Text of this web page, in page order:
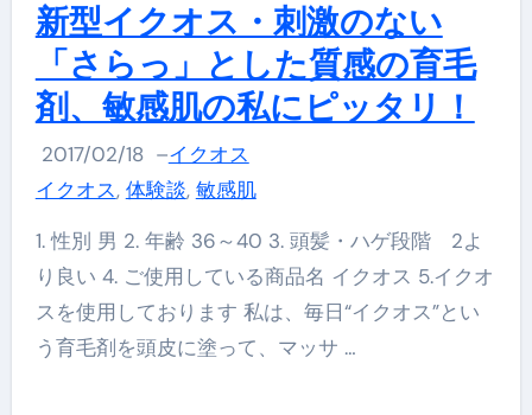
新型イクオス・刺激のない
「さらっ」とした質感の育毛
剤、敏感肌の私にピッタリ！
2017/02/18 –イクオス
イクオス, 体験談, 敏感肌
1. 性別 男 2. 年齢 36～40 3. 頭髪・ハゲ段階 2よ
り良い 4. ご使用している商品名 イクオス 5.イクオ
スを使用しております 私は、毎日“イクオス”とい
う育毛剤を頭皮に塗って、マッサ …